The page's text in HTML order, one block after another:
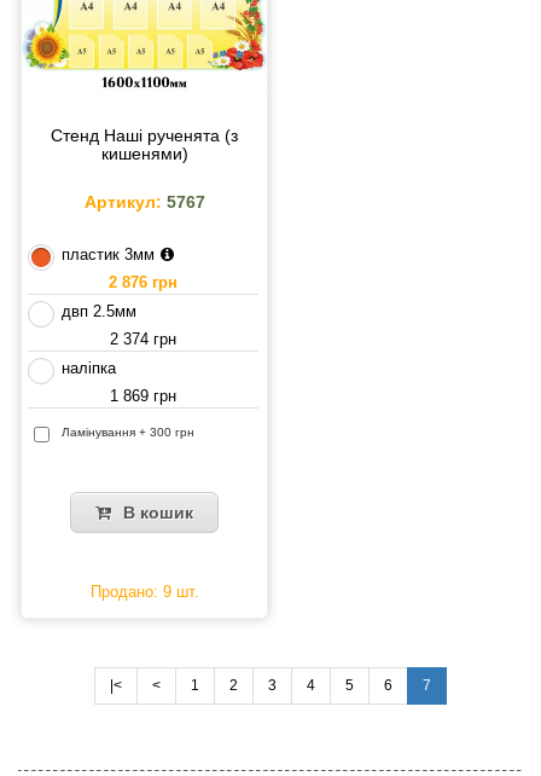
Стенд Наші рученята (з
кишенями)
Артикул: 5767
пластик 3мм
2 876 грн
двп 2.5мм
2 374 грн
наліпка
1 869 грн
Ламінування + 300 грн
В кошик
Продано: 9 шт.
|< < 1 2 3 4 5 6 7